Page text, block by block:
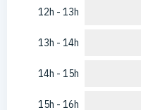
12h - 13h
13h - 14h
14h - 15h
15h - 16h